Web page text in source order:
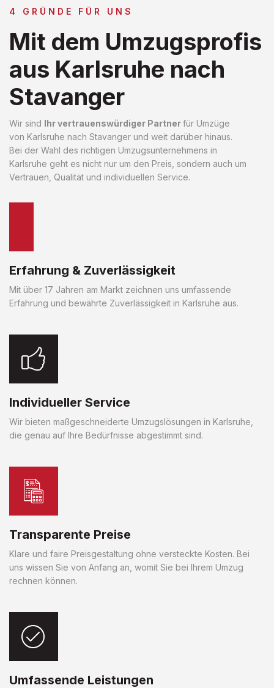
4 GRÜNDE FÜR UNS
Mit dem Umzugsprofis
aus Karlsruhe nach
Stavanger
Wir sind Ihr vertrauenswürdiger Partnerfür Umzüge
von Karlsruhe nach Stavanger und weit darüber hinaus.
Bei der Wahl des richtigen Umzugsunternehmens in
Karlsruhe geht es nicht nur um den Preis, sondern auch um
Vertrauen, Qualität und individuellen Service.
Erfahrung & Zuverlässigkeit
Mit über 17 Jahren am Markt zeichnen uns umfassende
Erfahrung und bewährte Zuverlässigkeit in Karlsruhe aus.
Individueller Service
Wir bieten maßgeschneiderte Umzugslösungen in Karlsruhe,
die genau auf Ihre Bedürfnisse abgestimmt sind.
Transparente Preise
Klare und faire Preisgestaltung ohne versteckte Kosten. Bei
uns wissen Sie von Anfang an, womit Sie bei Ihrem Umzug
rechnen können.
Umfassende Leistungen